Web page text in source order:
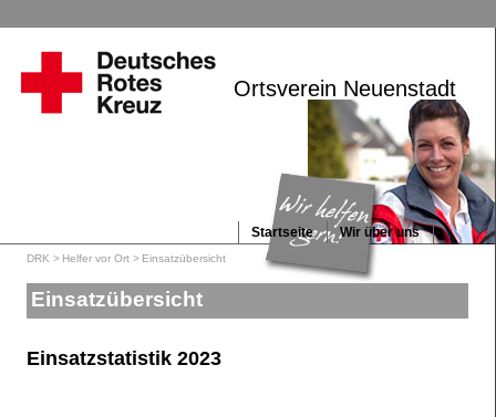
Ortsverein Neuenstadt
Kontakt
Intern
Navigation
überspringen
Startseite
Wir über uns
Aktuelles
Helfer vor Ort
Angebote
DRK Helfer vor Ort Einsatzübersicht
Einsatzübersicht
Einsatzstatistik 2023